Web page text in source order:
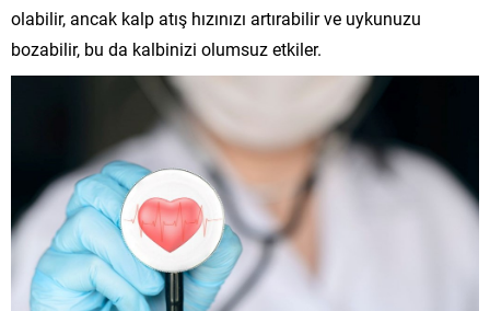
olabilir, ancak kalp atış hızınızı artırabilir ve uykunuzu
bozabilir, bu da kalbinizi olumsuz etkiler.